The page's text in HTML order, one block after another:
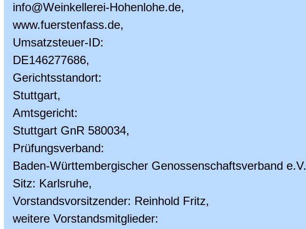
info@Weinkellerei-Hohenlohe.de,
www.fuerstenfass.de,
Umsatzsteuer-ID:
DE146277686,
Gerichtsstandort:
Stuttgart,
Amtsgericht:
Stuttgart GnR 580034,
Prüfungsverband:
Baden-Württembergischer Genossenschaftsverband e.V.
Sitz: Karlsruhe,
Vorstandsvorsitzender: Reinhold Fritz,
weitere Vorstandsmitglieder: